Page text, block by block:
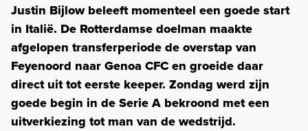
Justin Bijlow beleeft momenteel een goede start
in Italië. De Rotterdamse doelman maakte
afgelopen transferperiode de overstap van
Feyenoord naar Genoa CFC en groeide daar
direct uit tot eerste keeper. Zondag werd zijn
goede begin in de Serie A bekroond met een
uitverkiezing tot man van de wedstrijd.